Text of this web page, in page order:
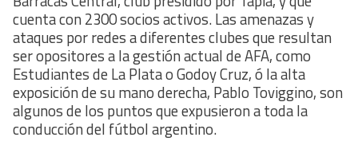
cuenta con 2300 socios activos. Las amenazas y
ataques por redes a diferentes clubes que resultan
ser opositores a la gestión actual de AFA, como
Estudiantes de La Plata o Godoy Cruz, ó la alta
exposición de su mano derecha, Pablo Toviggino, son
algunos de los puntos que expusieron a toda la
conducción del fútbol argentino.